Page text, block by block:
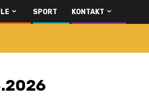
SPORT KONTAKT